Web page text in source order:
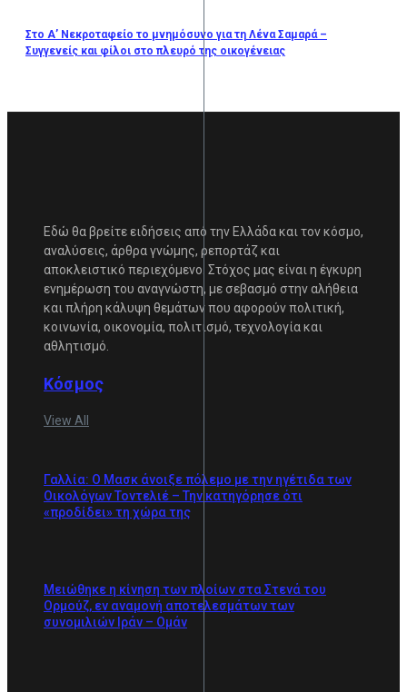
Στο Α’ Νεκροταφείο το μνημόσυνο για τη Λένα Σαμαρά –
Συγγενείς και φίλοι στο πλευρό της οικογένειας
Εδώ θα βρείτε ειδήσεις από την Ελλάδα και τον κόσμο,
αναλύσεις, άρθρα γνώμης, ρεπορτάζ και
αποκλειστικό περιεχόμενο. Στόχος μας είναι η έγκυρη
ενημέρωση του αναγνώστη, με σεβασμό στην αλήθεια
και πλήρη κάλυψη θεμάτων που αφορούν πολιτική,
κοινωνία, οικονομία, πολιτισμό, τεχνολογία και
αθλητισμό.
Κόσμος
View All
Γαλλία: Ο Μασκ άνοιξε πόλεμο με την ηγέτιδα των
Οικολόγων Τοντελιέ – Την κατηγόρησε ότι
«προδίδει» τη χώρα της
Μειώθηκε η κίνηση των πλοίων στα Στενά του
Ορμούζ, εν αναμονή αποτελεσμάτων των
συνομιλιών Ιράν – Ομάν